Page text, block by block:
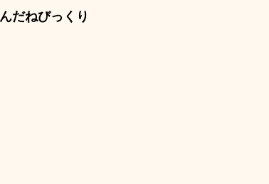
ねびっくり